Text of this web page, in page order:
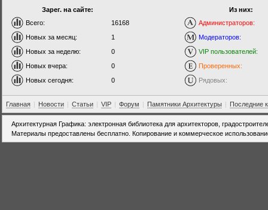
Зарег. на сайте:
Всего:
16168
Новых за месяц:
1
Новых за неделю:
0
Новых вчера:
0
Новых сегодня:
0
Из них:
Администраторов:
Модераторов:
VIP пользователей:
Проверенных:
Рядовых:
Главная | Новости | Статьи | VIP | Форум | Памятники Архитектуры | Последние
Архитектурная Графика: электронная библиотека для архитекторов,
Материалы предоставлены бесплатно. Копирование и коммерческое